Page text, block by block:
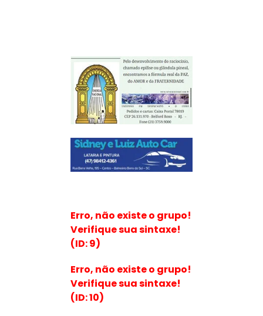
Erro, não existe o grupo!
Verifique sua sintaxe!
(ID: 9)
Erro, não existe o grupo!
Verifique sua sintaxe!
(ID: 10)